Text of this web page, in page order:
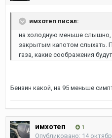
имхотеп писал:
на холодную меньше слышно,
закрытым капотом слыхать.
газа, какие соображения
Бензин какой, на 95 меньше
имхотеп 1
Опубликовано: 14